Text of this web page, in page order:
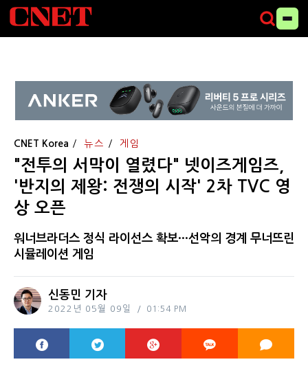
CNET Korea 뉴스 게임
"전투의 서막이 열렸다" 넷이즈게임즈,
'반지의 제왕: 전쟁의 시작' 2차 TVC 영
상 오픈
워너브라더스 정식 라이선스 확보···선악의 경계 무너뜨린
시뮬레이션 게임
신동민 기자
2022년 05월 09일 01:54 PM